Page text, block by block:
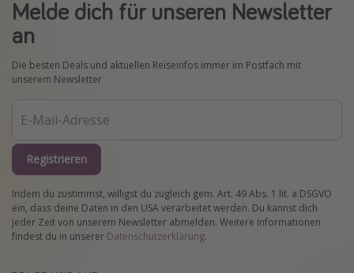
Melde dich für unseren Newsletter
an
Die besten Deals und aktuellen Reiseinfos immer im Postfach mit
unserem Newsletter
Registrieren
Indem du zustimmst, willigst du zugleich gem. Art. 49 Abs. 1 lit. a DSGVO
ein, dass deine Daten in den USA verarbeitet werden. Du kannst dich
jeder Zeit von unserem Newsletter abmelden. Weitere Informationen
findest du in unserer Datenschutzerklärung.